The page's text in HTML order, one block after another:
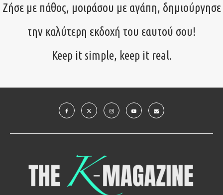
Ζήσε με πάθος, μοιράσου με αγάπη, δημιούργησε
την καλύτερη εκδοχή του εαυτού σου!
Keep it simple, keep it real.